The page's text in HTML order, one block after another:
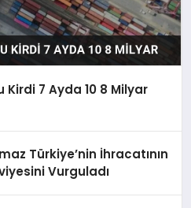
7 Ayda 10 8 Milyar
Türkiye’nin İhracatının
Vurguladı